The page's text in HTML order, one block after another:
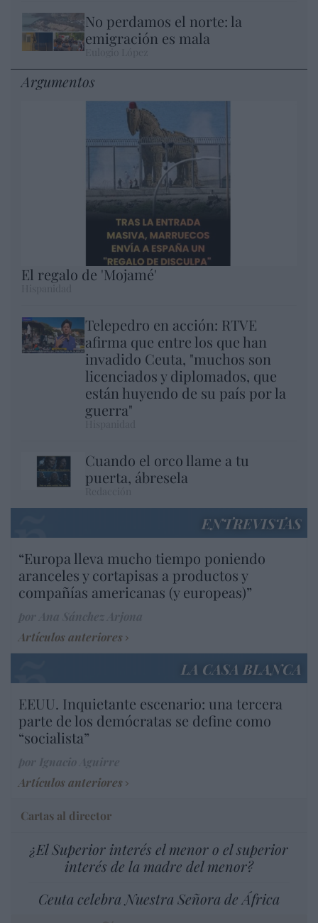
No perdamos el norte: la
emigración es mala
Argumentos
El regalo de 'Mojamé'
Telepedro en acción: RTVE
afirma que entre los que han
invadido Ceuta, "muchos son
licenciados y diplomados, que
están huyendo de su país por la
guerra"
Cuando el orco llame a tu
puerta, ábresela
ENTREVISTAS
“Europa lleva mucho tiempo poniendo
aranceles y cortapisas a productos y
compañías americanas (y europeas)”
Artículos anteriores
LA CASA BLANCA
EEUU. Inquietante escenario: una tercera
parte de los demócratas se define como
“socialista”
Artículos anteriores
Cartas al director
¿El Superior interés el menor o el superior
interés de la madre del menor?
Ceuta celebra Nuestra Señora de África